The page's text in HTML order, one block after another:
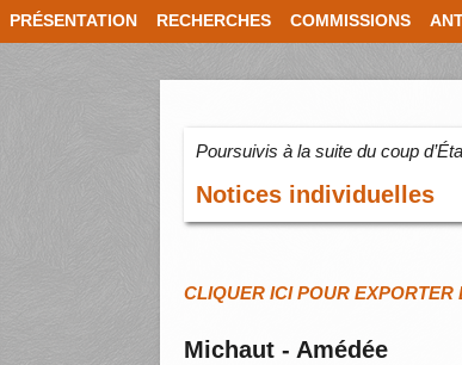
PRÉSENTATION RECHERCHES COMMISSIONS
Poursuivis à la suite du coup
Notices individuelles
CLIQUER ICI POUR EXPORTER
Michaut - Amédée